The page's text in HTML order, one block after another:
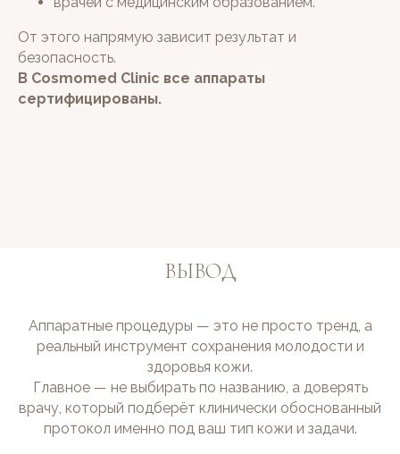
От этого напрямую зависит результат и
безопасность.
В Cosmomed Clinic все аппараты
сертифицированы.
ВЫВОД
Аппаратные процедуры — это не просто тренд, а
реальный инструмент сохранения молодости и
здоровья кожи.
Главное — не выбирать по названию, а доверять
врачу, который подберёт клинически обоснованный
протокол именно под ваш тип кожи и задачи.